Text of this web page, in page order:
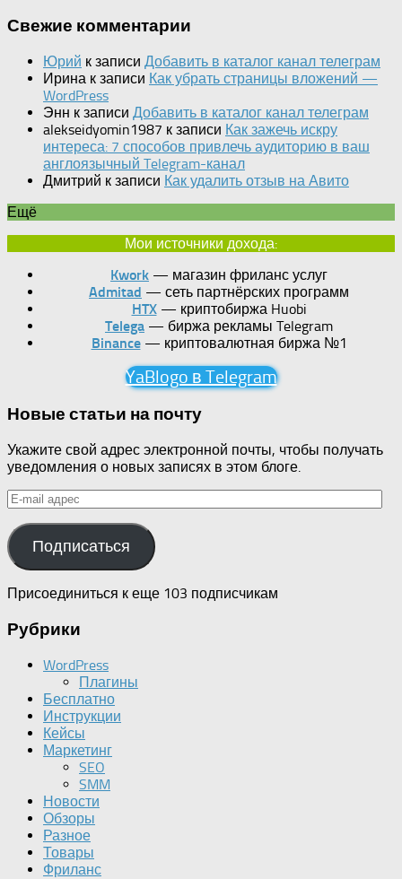
Свежие комментарии
Юрий к записи Добавить в каталог канал телеграм
Ирина к записи Как убрать страницы вложений —
WordPress
Энн к записи Добавить в каталог канал телеграм
alekseidyomin1987 к записи Как зажечь искру
интереса: 7 способов привлечь аудиторию в ваш
англоязычный Telegram-канал
Дмитрий к записи Как удалить отзыв на Авито
Ещё
Мои источники дохода:
Kwork — магазин фриланс услуг
Admitad — сеть партнёрских программ
HTX — криптобиржа Huobi
Telega — биржа рекламы Telegram
Binance— криптовалютная биржа №1
YaBlogo в Telegram
Новые статьи на почту
Укажите свой адрес электронной почты, чтобы получать
уведомления о новых записях в этом блоге.
E-
mail
адрес
Подписаться
Присоединиться к еще 103 подписчикам
Рубрики
WordPress
Плагины
Бесплатно
Инструкции
Кейсы
Маркетинг
SEO
SMM
Новости
Обзоры
Разное
Товары
Фриланс